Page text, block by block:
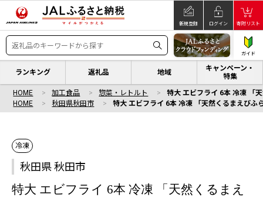
新規登録 ログイン 寄附リスト
ガイド
ランキング 返礼品 地域
キャンペーン・
特集
HOME 加工食品 惣菜・レトルト
特大 エビフライ 6本 冷凍 「
HOME
秋田県秋田市 特大 エビフライ 6本 冷凍 「天然くるまえびふ
冷凍
秋田県 秋田市
特大 エビフライ 6本 冷凍 「天然くるまえ